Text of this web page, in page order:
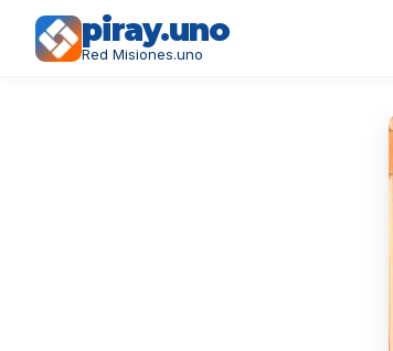
piray.uno
Red Misiones.uno